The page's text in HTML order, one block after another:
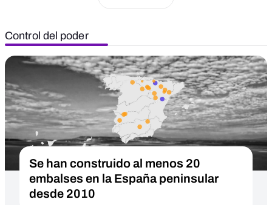
Control del poder
Se han construido al menos 20
embalses en la España peninsular
desde 2010